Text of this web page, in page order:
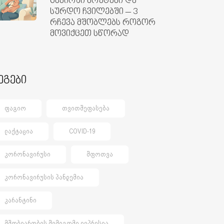
სურდო ჩვილებში – 3
რჩევა მშობლებს როგორ
მოვიქცეთ სწორად
ᲤᲐᲒᲘᲝ ᲗᲕᲘᲗᲨᲔᲤᲐᲡᲔᲑᲐ
ᲚᲐᲥᲢᲐᲪᲘᲐ COVID-19
ᲙᲝᲠᲝᲜᲐᲕᲘᲠᲣᲡᲘ ᲨᲤᲝᲗᲕᲐ
ᲙᲝᲠᲝᲜᲐᲕᲘᲠᲣᲡᲘᲡ ᲞᲐᲜᲓᲔᲛᲘᲐ
ᲙᲐᲠᲐᲜᲢᲘᲜᲘ